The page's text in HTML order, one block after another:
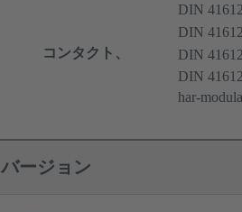
コンタクト、
DIN
DIN
DIN
DIN
har-
バージョン